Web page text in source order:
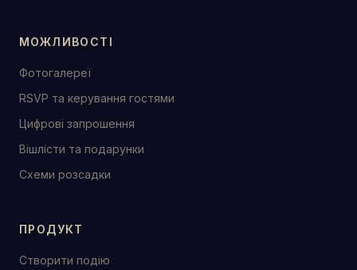
МОЖЛИВОСТІ
Фотогалереї
RSVP та керування гостями
Цифрові запрошення
Вішлісти та подарунки
Схеми розсадки
ПРОДУКТ
Створити подію